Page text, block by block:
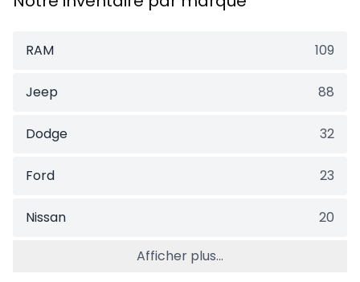
RAM 109
Jeep 88
Dodge 32
Ford 23
Nissan 20
Afficher plus...